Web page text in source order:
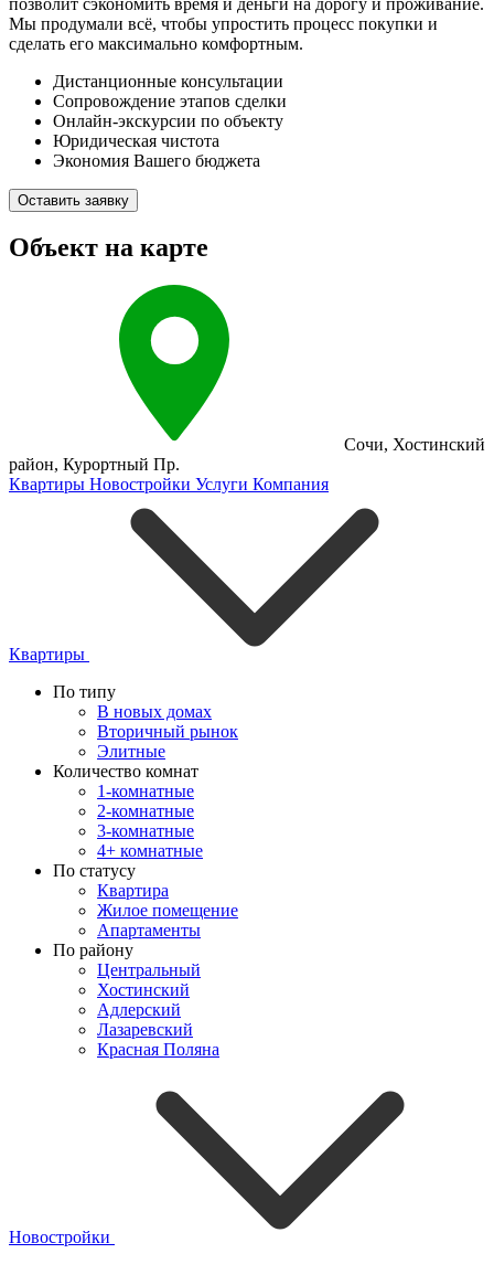
Мы продумали всё, чтобы упростить процесс покупки и
сделать его максимально комфортным.
Дистанционные консультации
Сопровождение этапов сделки
Онлайн-экскурсии по объекту
Юридическая чистота
Экономия Вашего бюджета
Оставить заявку
Объект на карте
Сочи, Хостинский
район, Курортный Пр.
Квартиры Новостройки Услуги Компания
Квартиры
По типу
В новых домах
Вторичный рынок
Элитные
Количество комнат
1-комнатные
2-комнатные
3-комнатные
4+ комнатные
По статусу
Квартира
Жилое помещение
Апартаменты
По району
Центральный
Хостинский
Адлерский
Лазаревский
Красная Поляна
Новостройки